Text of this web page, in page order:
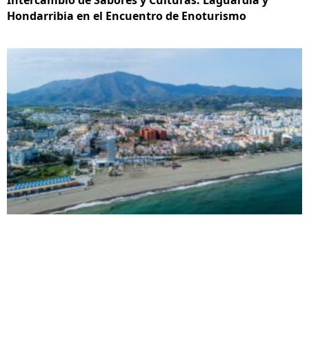
Hondarribia en el Encuentro de Enoturismo